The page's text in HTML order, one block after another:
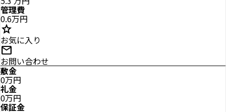
管理費
0.6万円
star
お気に入り
mail
お問い合わせ
敷金
0万円
礼金
0万円
保証金